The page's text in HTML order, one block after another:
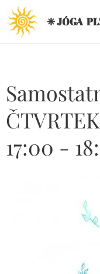
❈ JÓGA
17:00 -